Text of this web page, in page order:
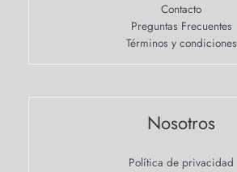
Contacto
Preguntas Frecuentes
Términos y condiciones
Nosotros
Política de privacidad